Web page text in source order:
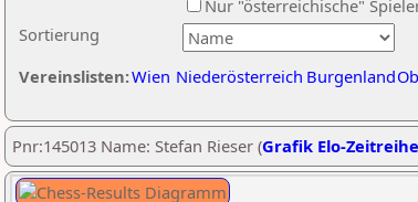
Sortierung
Nur "österreichische"
Vereinslisten:Wien Niederösterreich Burgenland
Pnr:145013 Name: Stefan Rieser (Grafik Elo-Zeitreihe